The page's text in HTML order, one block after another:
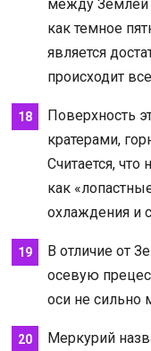
между Землей
как темное
является
происходит
Поверхность
кратерами,
Считается,
как
охлаждения и
В отличие от
осевую
оси не сильно
Меркурий